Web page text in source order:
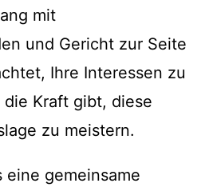
mit
und Gericht zur Seite
Ihre Interessen zu
Kraft gibt, diese
zu meistern.
eine gemeinsame